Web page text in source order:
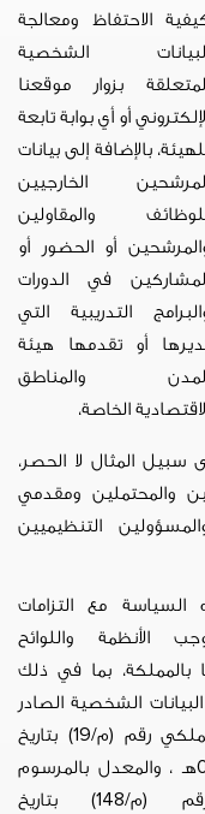
الاحتفاظ ومعالجة
الشخصية
بزوار موقعنا
أو أي بوابة تابعة
بالإضافة إلى بيانات
الخارجيين
والمقاولين
أو الحضور أو
في الدورات
التدريبية التي
أو تقدمها هيئة
والمناطق
الخاصة،
المثال لا الحصر،
والمحتملين ومقدمي
التنظيميين
السياسة مع التزامات
الأنظمة واللوائح
بالمملكة، بما في ذلك
الشخصية الصادر
رقم (م/19) بتاريخ
هـ ، والمعدل بالمرسوم
بتاريخ